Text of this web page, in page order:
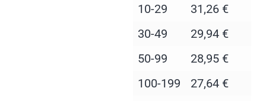
10-29
31,26 €
30-49
29,94 €
50-99
28,95 €
100-199
27,64 €